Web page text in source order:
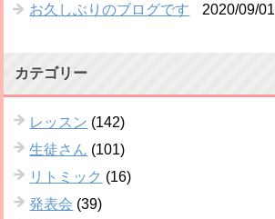
お久しぶりのブログです
2020/09/01
カテゴリー
レッスン (142)
生徒さん (101)
リトミック (16)
発表会 (39)